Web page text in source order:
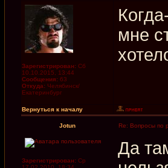
Зарегистрирован: Сб
10.10.2015, 13:44
Сообщения: 63
Откуда: Челябинск/
Екатеринбург
мне
Вернуться к началу
Jotun Re: Вопросы по
Зарегистрирован: Ср
Да